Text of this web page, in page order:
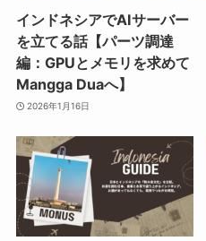
インドネシアでAIサーバー
を立てる話【パーツ調達
編：GPUとメモリを求めて
Mangga Duaへ】
2026年1月16日